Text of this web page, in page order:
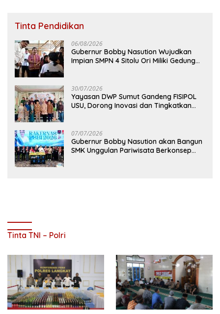
Tinta Pendidikan
06/08/2026
Gubernur Bobby Nasution Wujudkan
Impian SMPN 4 Sitolu Ori Miliki Gedung
30/07/2026
Yayasan DWP Sumut Gandeng FISIPOL
USU, Dorong Inovasi dan Tingkatkan
07/07/2026
Gubernur Bobby Nasution akan Bangun
SMK Unggulan Pariwisata Berkonsep
Tinta TNI – Polri